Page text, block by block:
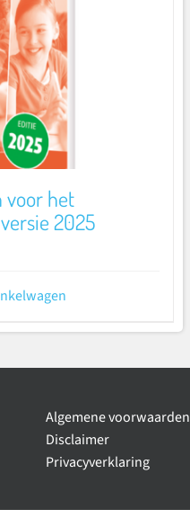
voor het
2025
Algemene voorwaarden
Disclaimer
Privacyverklaring